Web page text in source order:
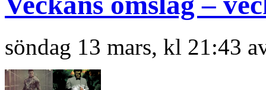
söndag 13 mars, kl 21:43